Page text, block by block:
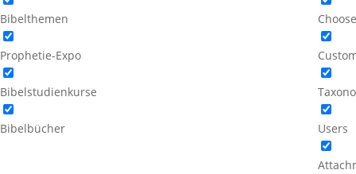
Bibelthemen
Prophetie-Expo
Bibelstudienkurse
Bibelbücher Users